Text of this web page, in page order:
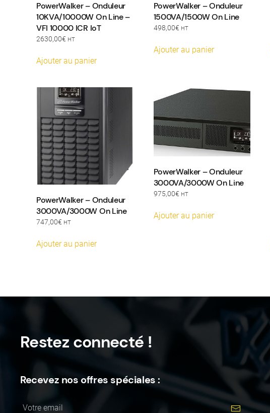
PowerWalker – Onduleur
10KVA/10000W On Line –
VFI 10000 ICR IoT
2630,00€ HT
Ajouter au panier
PowerWalker – Onduleur
1500VA/1500W On Line
498,00€ HT
Ajouter au panier
PowerWalker – Onduleur
3000VA/3000W On Line
747,00€ HT
Ajouter au panier
PowerWalker – Onduleur
3000VA/3000W On Line
975,00€ HT
Ajouter au panier
Restez connecté !
Recevez nos offres spéciales :